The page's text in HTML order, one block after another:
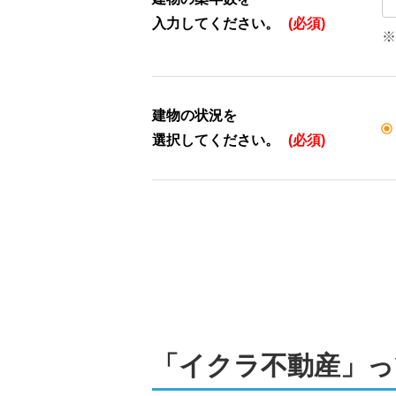
入力してください。
(必須)
※
建物の状況を
選択してください。
(必須)
「イクラ不動産」